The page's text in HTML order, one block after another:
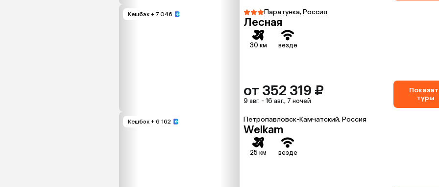
Кешбэк + 7 046 Паратунка, Россия
Лесная
30 км везде
от 352 319 ₽
9 авг. - 16 авг., 7 ночей
туры
Кешбэк + 6 162 Петропавловск-Камчатский, Россия
Welkam
25 км везде